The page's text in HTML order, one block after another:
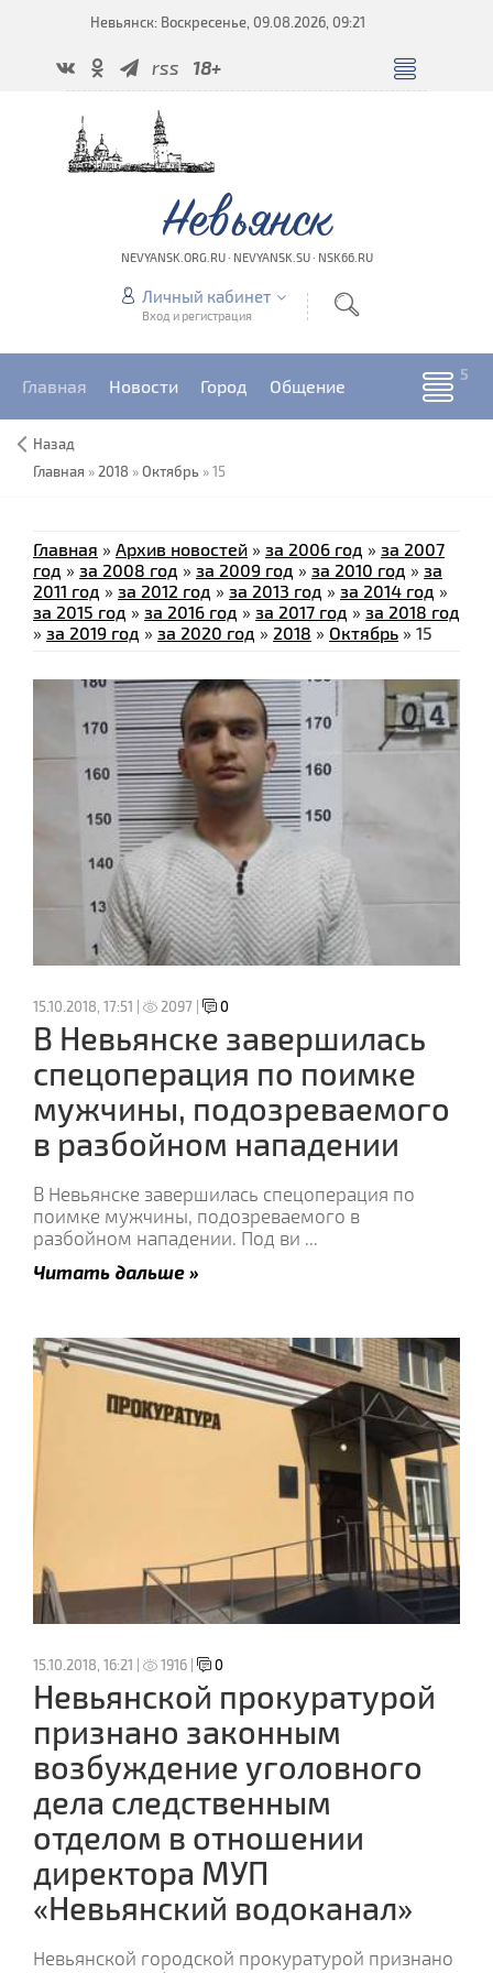
Невьянск: Воскресенье, 09.08.2026, 09:21
rss 18+
Невьянск
NEVYANSK.ORG.RU · NEVYANSK.SU · NSK66.RU
Личный кабинет
Вход и регистрация
Главная Новости Город Общение
Назад
Главная » 2018 »Октябрь »15
Главная » Архив новостей » за 2006 год » за 2007
год » за 2008 год » за 2009 год » за 2010 год » за
2011 год » за 2012 год » за 2013 год » за 2014 год »
за 2015 год » за 2016 год » за 2017 год » за 2018 год
» за 2019 год » за 2020 год » 2018 » Октябрь » 15
15.10.2018, 17:51 | 2097 | 0
В Невьянске завершилась
спецоперация по поимке
мужчины, подозреваемого
в разбойном нападении
В Невьянске завершилась спецоперация по
поимке мужчины, подозреваемого в
разбойном нападении. Под ви ...
Читать дальше »
15.10.2018, 16:21 | 1916 | 0
Невьянской прокуратурой
признано законным
возбуждение уголовного
дела следственным
отделом в отношении
директора МУП
«Невьянский водоканал»
Невьянской городской прокуратурой признано